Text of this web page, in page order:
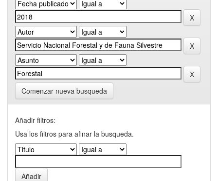
Comenzar nueva busqueda
Añadir filtros:
Usa los filtros para afinar la busqueda.